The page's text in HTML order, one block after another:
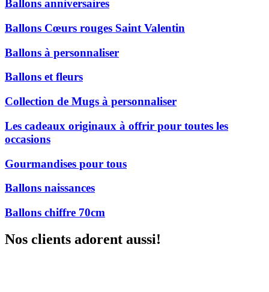
Ballons anniversaires
Ballons Cœurs rouges Saint Valentin
Ballons à personnaliser
Ballons et fleurs
Collection de Mugs à personnaliser
Les cadeaux originaux à offrir pour toutes les
occasions
Gourmandises pour tous
Ballons naissances
Ballons chiffre 70cm
Nos clients adorent aussi!